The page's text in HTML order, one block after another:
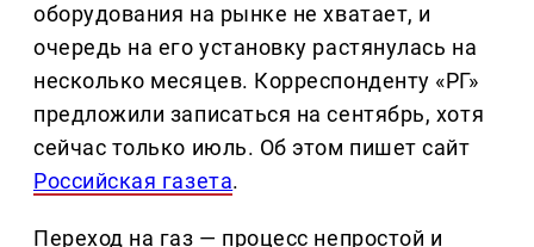
оборудования на рынке не хватает, и
очередь на его установку растянулась на
несколько месяцев. Корреспонденту «РГ»
предложили записаться на сентябрь, хотя
сейчас только июль. Об этом пишет сайт
Российская газета.
Переход на газ — процесс непростой и